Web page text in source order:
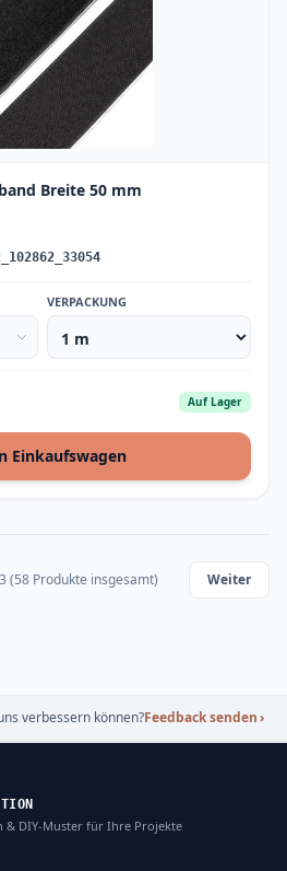
Breite 50 mm
VERPACKUNG
Auf Lager
Einkaufswagen
(58 Produkte insgesamt) Weiter
verbessern können?Feedback senden›
& DIY-Muster für Ihre Projekte